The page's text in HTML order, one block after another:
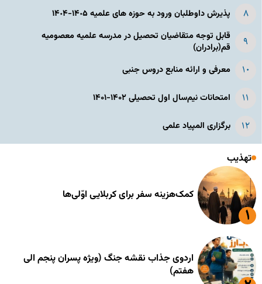
پذیرش داوطلبان ورود به حوزه های علمیه ١۴٠۵-١۴٠۴
قابل توجه متقاضیان تحصیل در مدرسه علمیه معصومیه
قم(برادران)
معرفی و ارائه منابع دروس جنبی
امتحانات نیم‌سال اول تحصیلی ۱۴۰۲-۱۴۰۱
برگزاری المپیاد علمی
تهذیب
کمک‌هزینه سفر برای کربلایی اوّلی‌ها
اردوی جذاب نقشه جنگ (ویژه پسران پنجم الی
هفتم)